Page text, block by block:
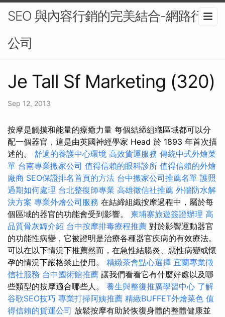
SEO 與內容行銷的完美結合-網路行銷
公司
Je Tall Sf Marketing (320)
Sep 12, 2013
按摩是觸摸和能量的療癒力量 每個結締組織區域都可以分
配一個器官，這是由英國神經學家 Head 於 1893 年首次描
述的。 舒適的養護中心環境 高效貨運服務 傳統中式外燴菜
單 台南專業搬家公司 值得信賴的眼科診所 值得信賴的外燴
廠商 SEO保證排名首頁的方法 台中搬家公司推薦名單 護照
過期如何處理 台北整復師專業 高雄徵信社推薦 外牆防水解
決方案 專業外燴公司服務 在結締組織按摩過程中，屬於每
個區域的器官的功能會受到影響。 柬埔寨旅遊簽證辦理 高
品質骨灰罈介紹 台中按摩排毒療程推薦 對於影響運動器官
的功能性病變，它被證明是治療各種器官疾病的有效療法。
可以在以下情況下推薦然而，在急性結腸炎、惡性病變或懷
孕的情況下嚴格禁止使用。 精緻茶會點心選擇 宜蘭專業徵
信社服務 台中國術館推薦 讓我們看看它有什麼好處以及哪
些類型的按摩適合哪些人。 養生與整復推廣學習中心 了解
谷歌SEO技巧 專業打掃阿姨推薦 精緻BUFFET外燴菜色 值
得信賴的貨運公司 放鬆按摩有助於恢復身體的整體健康並